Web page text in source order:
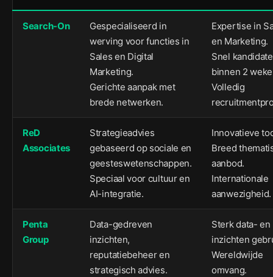
Search-On
Gespecialiseerd in
werving voor functies in
Sales en Digital
Marketing.
Gerichte aanpak met
brede netwerken.
Expertise in
en Marketing.
Snel
binnen 2
Volledig
ReD
Associates
Strategieadvies
gebaseerd op sociale en
geesteswetenschappen.
Speciaal voor cultuur en
AI-integratie.
Innovatieve
Breed
aanbod.
Internationale
aanwezigheid.
Penta
Group
Data-gedreven
inzichten,
reputatiebeheer en
strategisch advies.
Sterk data- en
inzichten
Wereldwijde
omvang.